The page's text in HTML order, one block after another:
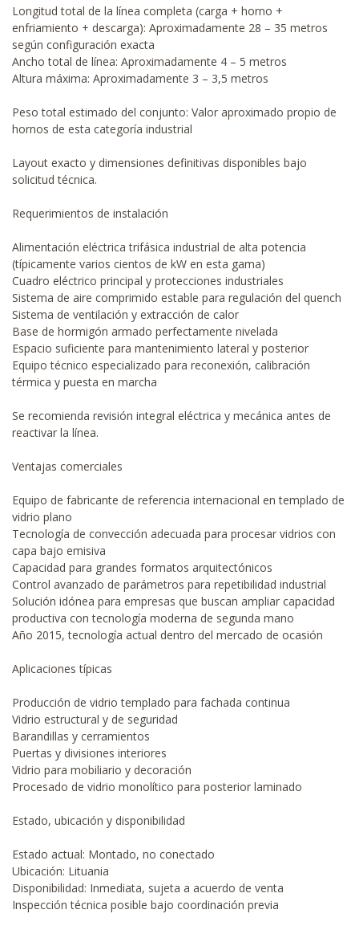
Longitud total de la línea completa (carga + horno +
enfriamiento + descarga): Aproximadamente 28 – 35 metros
según configuración exacta
Ancho total de línea: Aproximadamente 4 – 5 metros
Altura máxima: Aproximadamente 3 – 3,5 metros
Peso total estimado del conjunto: Valor aproximado propio de
hornos de esta categoría industrial
Layout exacto y dimensiones definitivas disponibles bajo
solicitud técnica.
Requerimientos de instalación
Alimentación eléctrica trifásica industrial de alta potencia
(típicamente varios cientos de kW en esta gama)
Cuadro eléctrico principal y protecciones industriales
Sistema de aire comprimido estable para regulación del quench
Sistema de ventilación y extracción de calor
Base de hormigón armado perfectamente nivelada
Espacio suficiente para mantenimiento lateral y posterior
Equipo técnico especializado para reconexión, calibración
térmica y puesta en marcha
Se recomienda revisión integral eléctrica y mecánica antes de
reactivar la línea.
Ventajas comerciales
Equipo de fabricante de referencia internacional en templado de
vidrio plano
Tecnología de convección adecuada para procesar vidrios con
capa bajo emisiva
Capacidad para grandes formatos arquitectónicos
Control avanzado de parámetros para repetibilidad industrial
Solución idónea para empresas que buscan ampliar capacidad
productiva con tecnología moderna de segunda mano
Año 2015, tecnología actual dentro del mercado de ocasión
Aplicaciones típicas
Producción de vidrio templado para fachada continua
Vidrio estructural y de seguridad
Barandillas y cerramientos
Puertas y divisiones interiores
Vidrio para mobiliario y decoración
Procesado de vidrio monolítico para posterior laminado
Estado, ubicación y disponibilidad
Estado actual: Montado, no conectado
Ubicación: Lituania
Disponibilidad: Inmediata, sujeta a acuerdo de venta
Inspección técnica posible bajo coordinación previa